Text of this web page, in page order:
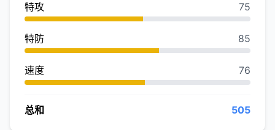
特攻 75
特防 85
速度 76
总和 505